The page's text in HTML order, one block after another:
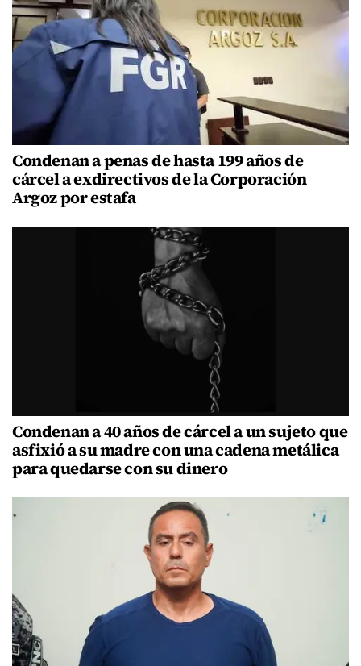
Condenan a penas de hasta 199 años de
cárcel a exdirectivos de la Corporación
Argoz por estafa
Condenan a 40 años de cárcel a un sujeto que
asfixió a su madre con una cadena metálica
para quedarse con su dinero